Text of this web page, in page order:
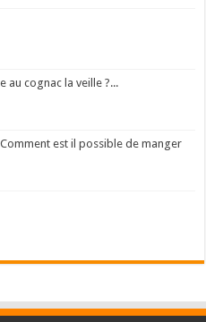
au cognac la veille ?...
est il possible de manger